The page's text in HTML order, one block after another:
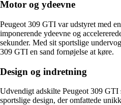
Motor og ydeevne
Peugeot 309 GTI var udstyret med
imponerende ydeevne og
sekunder. Med sit sportslige
309 GTI en sand fornøjelse at køre.
Design og indretning
Udvendigt adskilte Peugeot 309 GTI
sportslige design, der omfattede